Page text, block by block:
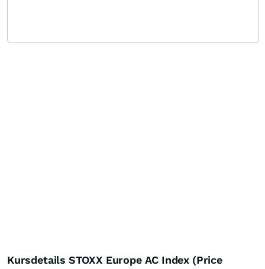
Kursdetails STOXX Europe AC Index (Price